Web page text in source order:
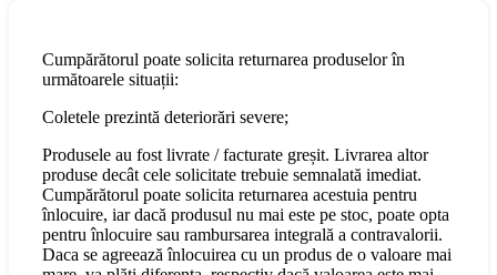
Cumpărătorul poate solicita returnarea produselor în
următoarele situații:
Coletele prezintă deteriorări severe;
Produsele au fost livrate / facturate greșit. Livrarea altor
produse decât cele solicitate trebuie semnalată imediat.
Cumpărătorul poate solicita returnarea acestuia pentru
înlocuire, iar dacă produsul nu mai este pe stoc, poate opta
pentru înlocuire sau rambursarea integrală a contravalorii.
Daca se agreează înlocuirea cu un produs de o valoare mai